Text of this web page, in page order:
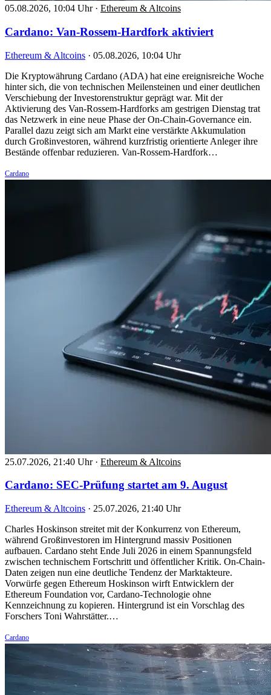
05.08.2026, 10:04 Uhr · Ethereum & Altcoins
Cardano: Van-Rossem-Hardfork aktiviert
Ethereum & Altcoins · 05.08.2026, 10:04 Uhr
Die Kryptowährung Cardano (ADA) hat eine ereignisreiche Woche
hinter sich, die von technischen Meilensteinen und einer deutlichen
Verschiebung der Investorenstruktur geprägt war. Mit der
Aktivierung des Van-Rossem-Hardforks am gestrigen Dienstag trat
das Netzwerk in eine neue Phase der On-Chain-Governance ein.
Parallel dazu zeigt sich am Markt eine verstärkte Akkumulation
durch Großinvestoren, während kurzfristig orientierte Anleger ihre
Bestände offenbar reduzieren. Van-Rossem-Hardfork…
Cardano
25.07.2026, 21:40 Uhr · Ethereum & Altcoins
Cardano: SEC-Prüfung startet am 9. August
Ethereum & Altcoins · 25.07.2026, 21:40 Uhr
Charles Hoskinson streitet mit der Konkurrenz von Ethereum,
während Großinvestoren im Hintergrund massiv Positionen
aufbauen. Cardano steht Ende Juli 2026 in einem Spannungsfeld
zwischen technischem Fortschritt und öffentlicher Kritik. On-Chain-
Daten zeigen nun eine deutliche Tendenz der Marktakteure.
Vorwürfe gegen Ethereum Hoskinson wirft Entwicklern der
Ethereum Foundation vor, Cardano-Technologie ohne
Kennzeichnung zu kopieren. Hintergrund ist ein Vorschlag des
Forschers Toni Wahrstätter.…
Cardano